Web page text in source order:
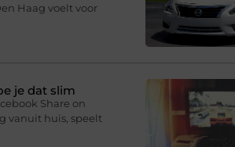
Haag voelt voor
je dat slim
Share on
vanuit huis, speelt